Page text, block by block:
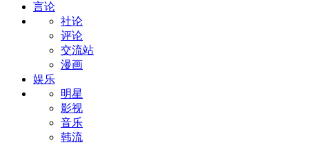
言论
社论
评论
交流站
漫画
娱乐
明星
影视
音乐
韩流